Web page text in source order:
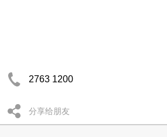
2763 1200
分享给朋友